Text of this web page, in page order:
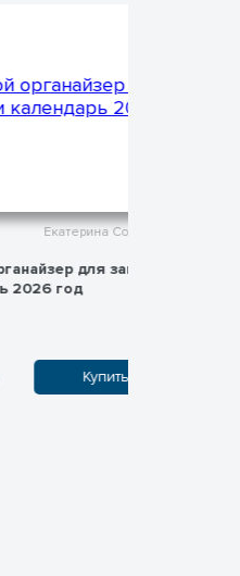
Екатерина Соболева
для записей
год